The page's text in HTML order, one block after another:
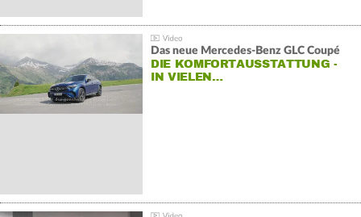
Das neue Mercedes-Benz GLC Coupé
DIE KOMFORTAUSSTATTUNG -
IN VIELEN…